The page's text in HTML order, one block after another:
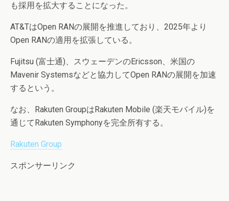
も採用を拡大することになった。
AT&TはOpen RANの展開を推進しており、2025年より
Open RANの適用を拡張している。
Fujitsu (富士通)、スウェーデンのEricsson、米国の
Mavenir Systemsなどと協力してOpen RANの展開を加速
するという。
なお、Rakuten GroupはRakuten Mobile (楽天モバイル)を
通じてRakuten Symphonyを完全所有する。
Rakuten Group
スポンサーリンク